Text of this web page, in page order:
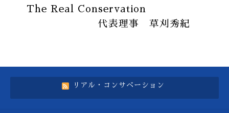
The Real Conservation
代表理事 草刈秀紀
リアル・コンサベーション